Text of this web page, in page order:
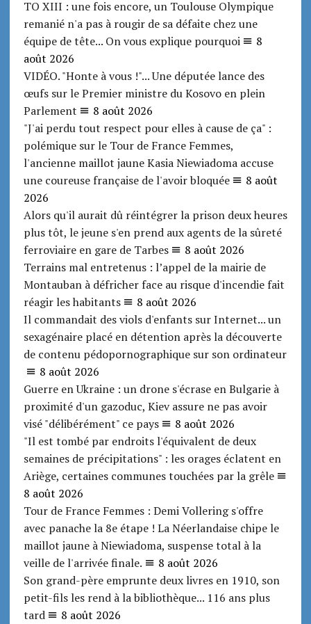
TO XIII : une fois encore, un Toulouse Olympique
remanié n'a pas à rougir de sa défaite chez une
équipe de tête... On vous explique pourquoi
8
août 2026
VIDÉO. "Honte à vous !"... Une députée lance des
œufs sur le Premier ministre du Kosovo en plein
Parlement
8 août 2026
"J'ai perdu tout respect pour elles à cause de ça" :
polémique sur le Tour de France Femmes,
l'ancienne maillot jaune Kasia Niewiadoma accuse
une coureuse française de l'avoir bloquée
8 août
2026
Alors qu'il aurait dû réintégrer la prison deux heures
plus tôt, le jeune s'en prend aux agents de la sûreté
ferroviaire en gare de Tarbes
8 août 2026
Terrains mal entretenus : l’appel de la mairie de
Montauban à défricher face au risque d'incendie fait
réagir les habitants
8 août 2026
Il commandait des viols d'enfants sur Internet... un
sexagénaire placé en détention après la découverte
de contenu pédopornographique sur son ordinateur
8 août 2026
Guerre en Ukraine : un drone s'écrase en Bulgarie à
proximité d'un gazoduc, Kiev assure ne pas avoir
visé "délibérément" ce pays
8 août 2026
"Il est tombé par endroits l'équivalent de deux
semaines de précipitations" : les orages éclatent en
Ariège, certaines communes touchées par la grêle
8 août 2026
Tour de France Femmes : Demi Vollering s'offre
avec panache la 8e étape ! La Néerlandaise chipe le
maillot jaune à Niewiadoma, suspense total à la
veille de l'arrivée finale.
8 août 2026
Son grand-père emprunte deux livres en 1910, son
petit-fils les rend à la bibliothèque... 116 ans plus
tard
8 août 2026